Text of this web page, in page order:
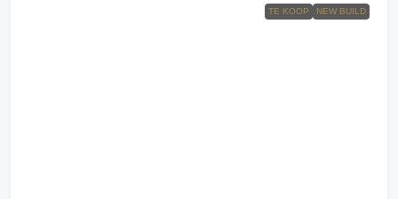
TE KOOP NEW BUILD